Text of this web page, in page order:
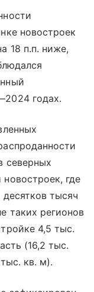
новостроек
18 п.п. ниже,
годах.
северных
где
тысяч
таких регионов
4,5 тыс.
(16,2 тыс.
кв. м).